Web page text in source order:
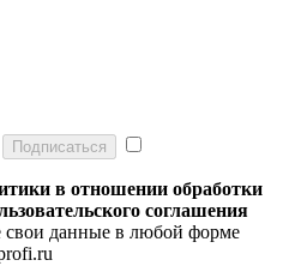
Подписаться
в отношении обработки
соглашения
свои данные в любой форме